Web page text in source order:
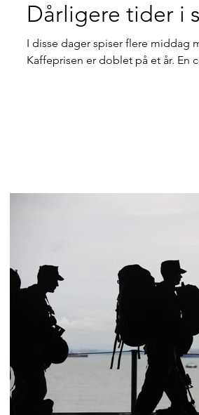
Dårligere tider i
I disse dager spiser flere middag
Kaffeprisen er doblet på et år. En